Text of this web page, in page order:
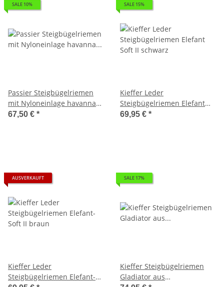
SALE 10%
Passier Steigbügelriemen
mit Nyloneinlage havanna
Velvet Touch
67,50 € *
SALE 15%
Kieffer Leder
Steigbügelriemen Elefant
Soft II schwarz
69,95 € *
AUSVERKAUFT
Kieffer Leder
Steigbügelriemen Elefant-
SALE 17%
Kieffer Steigbügelriemen
Gladiator aus